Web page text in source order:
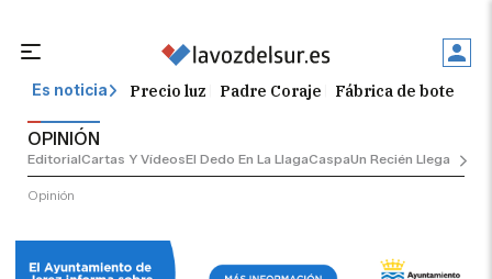
Es noticia Precio luz Padre Coraje Fábrica de botellas
OPINIÓN
EditorialCartas Y VídeosEl Dedo En La LlagaCaspaUn Recién Llegado
Opinión